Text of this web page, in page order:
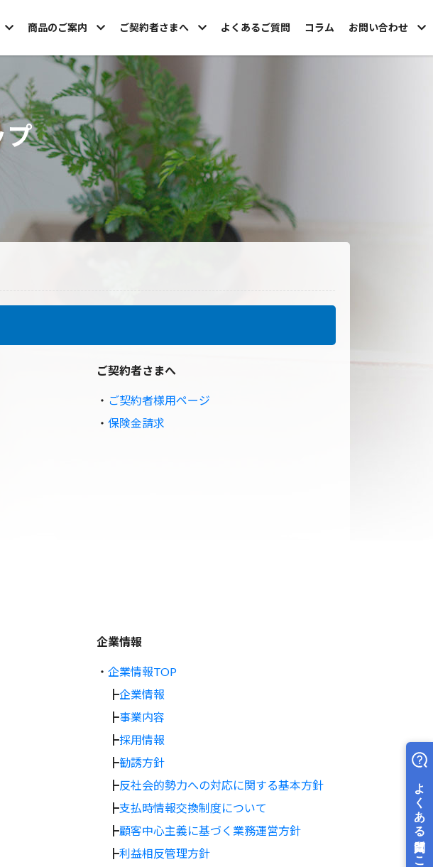
商品のご案内 ご契約者さまへ よくあるご質問 コラム お問い合わせ
プ
ご契約者さまへ
・ ご契約者様用ページ
・保険金請求
企業情報
・企業情報TOP
┣企業情報
┣事業内容
┣採用情報
┣勧誘方針
┣反社会的勢力への対応に関する基本方針
┣支払時情報交換制度について
┣顧客中心主義に基づく業務運営方針
┣利益相反管理方針